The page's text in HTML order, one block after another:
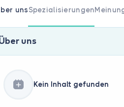
unsSpezialisierungen
uns
Kein Inhalt gefunden